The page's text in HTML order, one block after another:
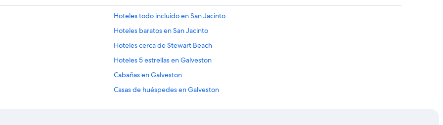
Hoteles todo incluido en San Jacinto
Hoteles baratos en San Jacinto
Hoteles cerca de Stewart Beach
Hoteles 5 estrellas en Galveston
Cabañas en Galveston
Casas de huéspedes en Galveston